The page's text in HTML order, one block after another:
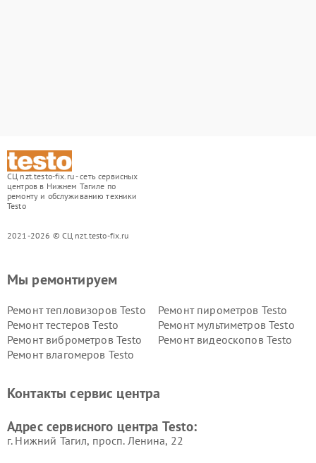
СЦ nzt.testo-fix.ru - сеть сервисных
центров в Нижнем Тагиле по
ремонту и обслуживанию техники
Testo
2021-2026 © СЦ nzt.testo-fix.ru
Мы ремонтируем
Ремонт тепловизоров Testo
Ремонт пирометров Testo
Ремонт тестеров Testo
Ремонт мультиметров Testo
Ремонт виброметров Testo
Ремонт видеоскопов Testo
Ремонт влагомеров Testo
Контакты сервис центра
Адрес сервисного центра Testo:
г. Нижний Тагил, просп. Ленина, 22